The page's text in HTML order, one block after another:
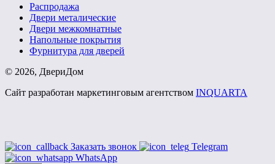
Распродажа
Двери металические
Двери межкомнатные
Напольные покрытия
Фурнитура для дверей
© 2026, ДвериДом
Сайт разработан маркетинговым агентством INQUARTA
Заказать звонок
Telegram
WhatsApp